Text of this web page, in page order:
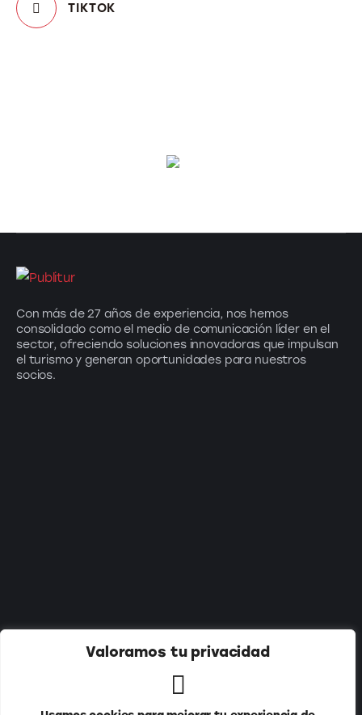
Valoramos tu privacidad
TIKTOK
Con más de 27 años de experiencia, nos hemos
consolidado como el medio de comunicación líder en el
sector, ofreciendo soluciones innovadoras que impulsan
el turismo y generan oportunidades para nuestros
socios.